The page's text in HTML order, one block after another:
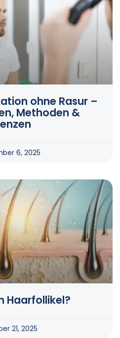
ohne Rasur –
Methoden &
6, 2025
Haarfollikel?
21, 2025